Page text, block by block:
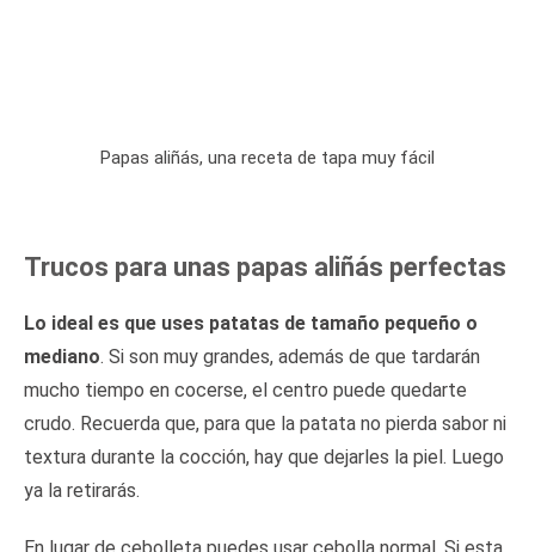
Papas aliñás, una receta de tapa muy fácil
Trucos para unas papas aliñás perfectas
Lo ideal es que uses patatas de tamaño pequeño o
mediano. Si son muy grandes, además de que tardarán
mucho tiempo en cocerse, el centro puede quedarte
crudo. Recuerda que, para que la patata no pierda sabor ni
textura durante la cocción, hay que dejarles la piel. Luego
ya la retirarás.